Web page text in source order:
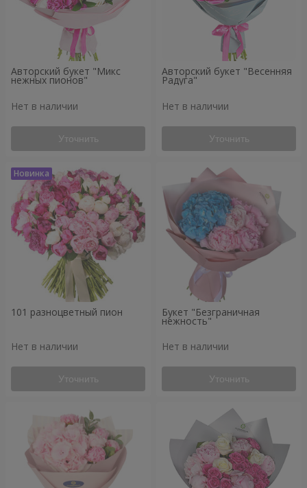
Авторский букет "Микс
нежных пионов"
Нет в наличии
Уточнить
Авторский букет "Весенняя
Радуга"
Нет в наличии
Уточнить
101 разноцветный пион
Нет в наличии
Уточнить
Букет "Безграничная
нежность"
Нет в наличии
Уточнить